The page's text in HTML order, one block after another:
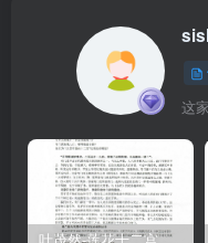
考》。本书还将郭璞《葬
绍，以飨读者，籍对参阅
因地之势。气聚也。因势之
之风水。说得非常明白，“
空口叫“使”。因而所采取
是甚么呢？就是阴阳宅的
生气“聚之使不散，行之使
这